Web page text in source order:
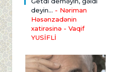
deyin... - Nəriman
Həsənzadənin
xatirəsinə - Vaqif
YUSİFLİ